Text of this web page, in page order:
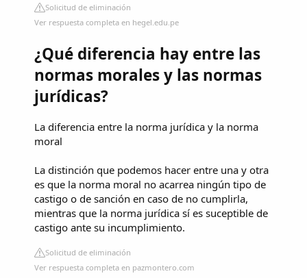
Solicitud de eliminación
Ver respuesta completa en hegel.edu.pe
¿Qué diferencia hay entre las
normas morales y las normas
jurídicas?
La diferencia entre la norma jurídica y la norma
moral
La distinción que podemos hacer entre una y otra
es que la norma moral no acarrea ningún tipo de
castigo o de sanción en caso de no cumplirla,
mientras que la norma jurídica sí es suceptible de
castigo ante su incumplimiento.
Solicitud de eliminación
Ver respuesta completa en pazmontero.com